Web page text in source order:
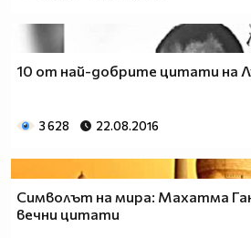
10 от най-добрите цитати на
3 628 22.08.2016
Символът на мира: Махатма
вечни цитати